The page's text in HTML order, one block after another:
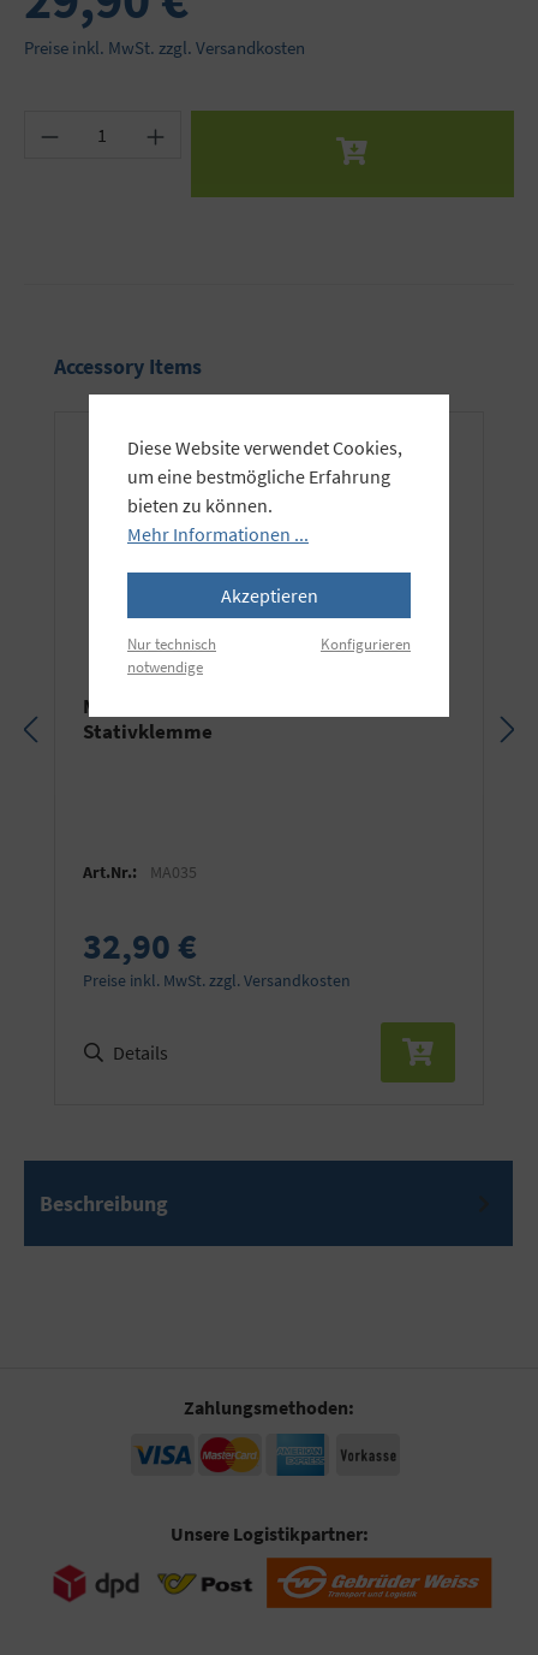
Preise inkl. MwSt. zzgl. Versandkosten
Produkt Anzahl: Gib den gewünschten Wert
Produktgalerie überspringen
Accessory Items
Manfrotto Super Clamp 035
Stativklemme
Art.Nr.: MA035
32,90 €
Preise inkl. MwSt. zzgl. Versandkosten
Details
Beschreibung
Zahlungsmethoden:
Unsere Logistikpartner:
Diese Website verwendet Cookies,
um eine bestmögliche Erfahrung
bieten zu können.
Mehr Informationen ...
Akzeptieren
Nur technisch
notwendige
Konfigurieren